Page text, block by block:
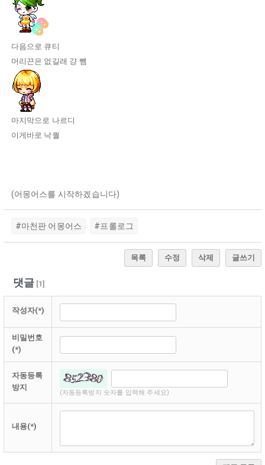
다음으로 큐티
머리끈은 없길래 걍 뺌
마지막으로 나르디
이게바로 낙퀄
(어몽어스를 시작하겠습니다)
#마천판 어몽어스 #프롤로그
목록 수정 삭제 글쓰기
댓글[1]
작성자(*)
비밀번호
(*)
자동등록
방지
(자동등록방지 숫자를 입력해 주세요)
내용(*)